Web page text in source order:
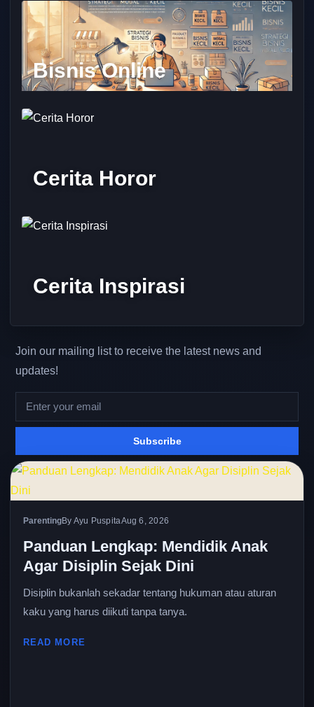
Bisnis Online
Cerita Horor
Cerita Inspirasi
Join our mailing list to receive the latest news and
updates!
Subscribe
ParentingBy Ayu PuspitaAug 6, 2026
Panduan Lengkap: Mendidik Anak
Agar Disiplin Sejak Dini
Disiplin bukanlah sekadar tentang hukuman atau aturan
kaku yang harus diikuti tanpa tanya.
READ MORE